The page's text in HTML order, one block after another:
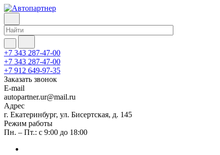
+7 343 287-47-00
+7 343 287-47-00
+7 912 649-97-35
Заказать звонок
E-mail
autopartner.ur@mail.ru
Адрес
г. Екатеринбург, ул. Бисертская, д. 145
Режим работы
Пн. – Пт.: с 9:00 до 18:00